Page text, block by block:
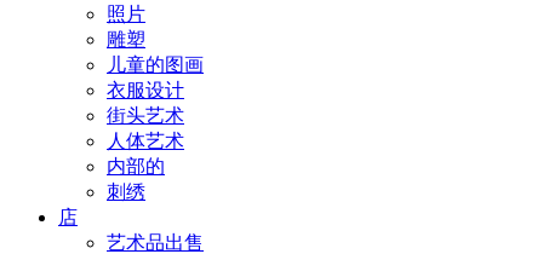
照片
雕塑
儿童的图画
衣服设计
街头艺术
人体艺术
内部的
刺绣
店
艺术品出售